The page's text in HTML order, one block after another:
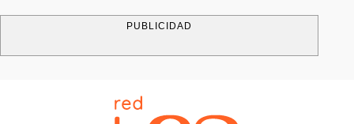
PUBLICIDAD